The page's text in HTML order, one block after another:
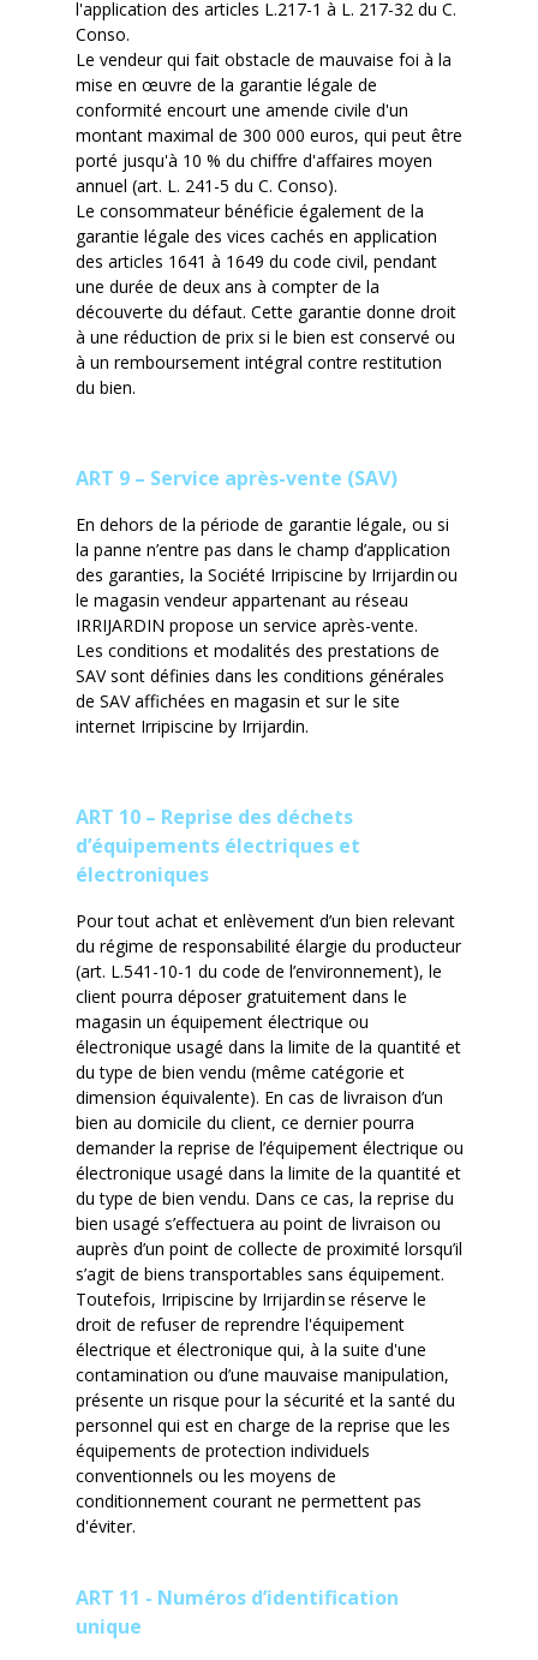
l'application des articles L.217-1 à L. 217-32 du C.
Conso.
Le vendeur qui fait obstacle de mauvaise foi à la
mise en œuvre de la garantie légale de
conformité encourt une amende civile d'un
montant maximal de 300 000 euros, qui peut être
porté jusqu'à 10 % du chiffre d'affaires moyen
annuel (art. L. 241-5 du C. Conso).
Le consommateur bénéficie également de la
garantie légale des vices cachés en application
des articles 1641 à 1649 du code civil, pendant
une durée de deux ans à compter de la
découverte du défaut. Cette garantie donne droit
à une réduction de prix si le bien est conservé ou
à un remboursement intégral contre restitution
du bien.
ART 9 – Service après-vente (SAV)
En dehors de la période de garantie légale, ou si
la panne n’entre pas dans le champ d’application
des garanties, la Société Irripiscine by Irrijardinou
le magasin vendeur appartenant au réseau
IRRIJARDIN propose un service après-vente.
Les conditions et modalités des prestations de
SAV sont définies dans les conditions générales
de SAV affichées en magasin et sur le site
internet Irripiscine by Irrijardin.
ART 10 – Reprise des déchets
d’équipements électriques et
électroniques
Pour tout achat et enlèvement d’un bien relevant
du régime de responsabilité élargie du producteur
(art. L.541-10-1 du code de l’environnement), le
client pourra déposer gratuitement dans le
magasin un équipement électrique ou
électronique usagé dans la limite de la quantité et
du type de bien vendu (même catégorie et
dimension équivalente). En cas de livraison d’un
bien au domicile du client, ce dernier pourra
demander la reprise de l’équipement électrique ou
électronique usagé dans la limite de la quantité et
du type de bien vendu. Dans ce cas, la reprise du
bien usagé s’effectuera au point de livraison ou
auprès d’un point de collecte de proximité lorsqu’il
s’agit de biens transportables sans équipement.
Toutefois, Irripiscine by Irrijardinse réserve le
droit de refuser de reprendre l'équipement
électrique et électronique qui, à la suite d'une
contamination ou d’une mauvaise manipulation,
présente un risque pour la sécurité et la santé du
personnel qui est en charge de la reprise que les
équipements de protection individuels
conventionnels ou les moyens de
conditionnement courant ne permettent pas
d'éviter.
ART 11 - Numéros d’identification
unique